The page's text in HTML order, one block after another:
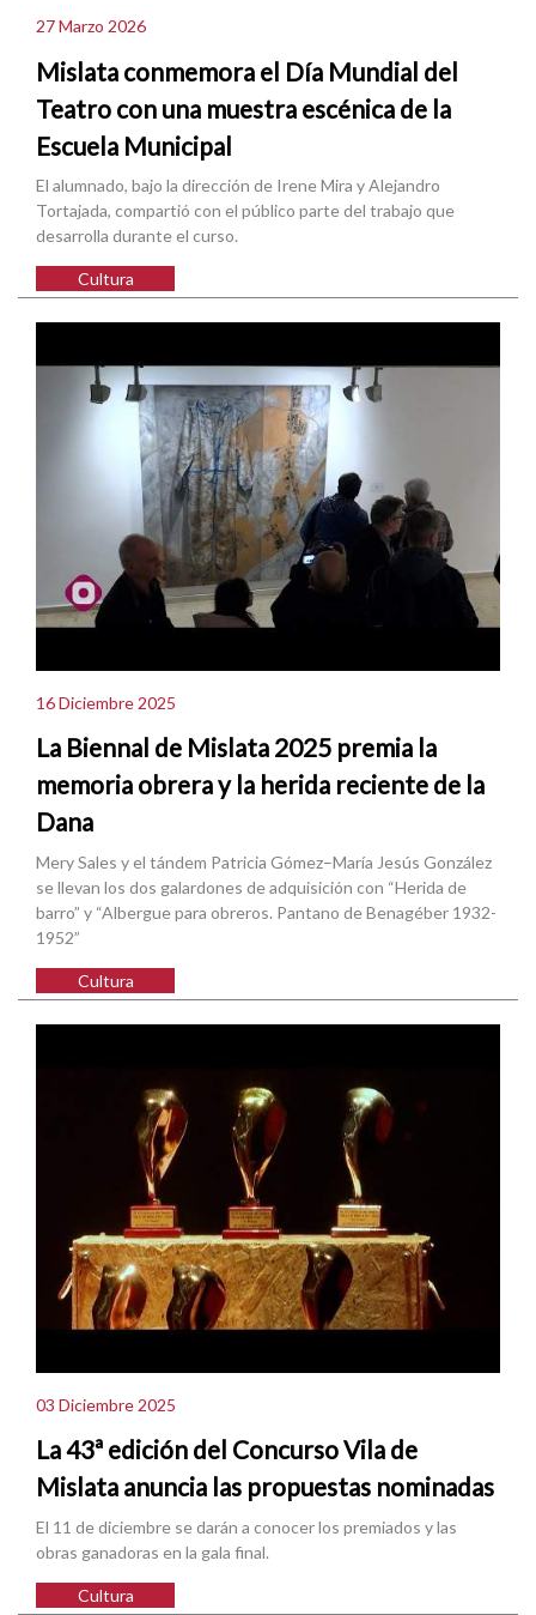
27 Marzo 2026
Mislata conmemora el Día Mundial del
Teatro con una muestra escénica de la
Escuela Municipal
El alumnado, bajo la dirección de Irene Mira y Alejandro
Tortajada, compartió con el público parte del trabajo que
desarrolla durante el curso.
Cultura
16 Diciembre 2025
La Biennal de Mislata 2025 premia la
memoria obrera y la herida reciente de la
Dana
Mery Sales y el tándem Patricia Gómez–María Jesús González
se llevan los dos galardones de adquisición con “Herida de
barro” y “Albergue para obreros. Pantano de Benagéber 1932-
1952”
Cultura
03 Diciembre 2025
La 43ª edición del Concurso Vila de
Mislata anuncia las propuestas nominadas
El 11 de diciembre se darán a conocer los premiados y las
obras ganadoras en la gala final.
Cultura